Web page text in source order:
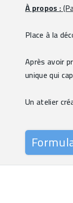
À propos :
Place à la
Après avoir
unique qui
Un atelier